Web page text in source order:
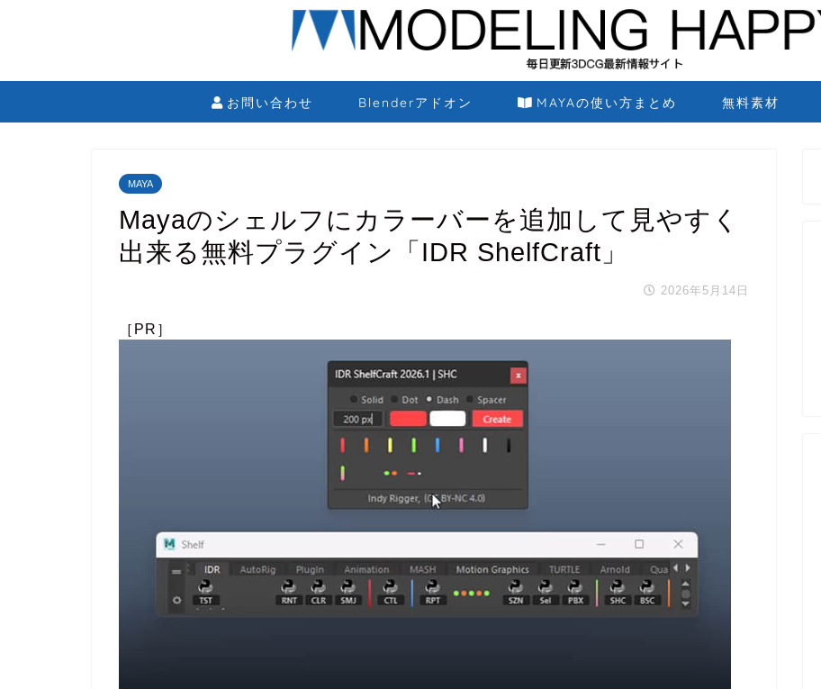
お問い合わせ Blenderアドオン MAYAの使い方まとめ 無料素材
MAYA
Mayaのシェルフにカラーバーを追加して見やすく
出来る無料プラグイン「IDR ShelfCraft」
2026年5月14日
［PR］